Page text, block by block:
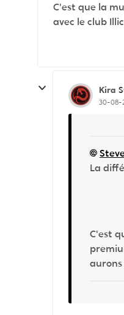
C'est que la
avec le club
Kira
30-08-
La
C'est
aurons